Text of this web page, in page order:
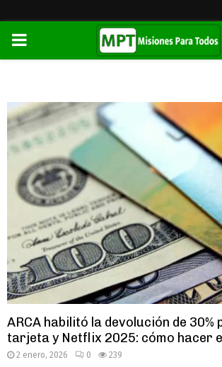
PRIMARY
ARCA habilitó la devolución de 30%
tarjeta y Netflix 2025: cómo hacer
2 enero, 2026 0 239